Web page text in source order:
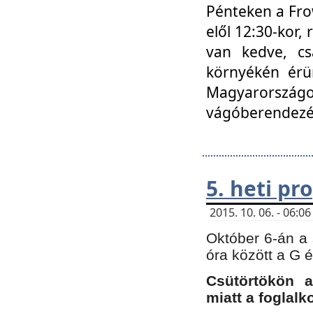
Pénteken a
elől 12:30-kor,
van kedve,
környékén
5. heti
2015. 10. 06. -
Október 6-án
óra között a G
Csütörtökön
miatt a